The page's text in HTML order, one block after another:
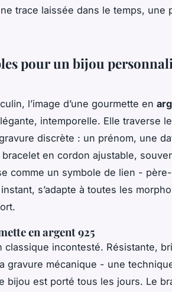
trace laissée dans le temps, une
pour un bijou
l’image d’une gourmette en
intemporelle. Elle traverse
discrète : un prénom, une
bracelet en cordon ajustable,
comme un symbole de lien -
s’adapte à toutes les
en argent 925
classique incontesté. Résistante,
gravure mécanique - une
bijou est porté tous les jours. Le